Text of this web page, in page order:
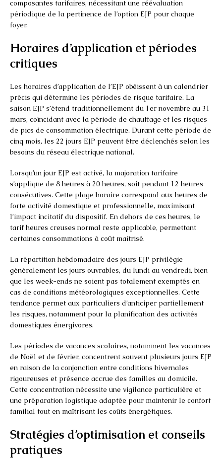
composantes tarifaires, nécessitant une réévaluation
périodique de la pertinence de l’option EJP pour chaque
foyer.
Horaires d’application et périodes
critiques
Les horaires d’application de l’EJP obéissent à un calendrier
précis qui détermine les périodes de risque tarifaire. La
saison EJP s’étend traditionnellement du 1er novembre au 31
mars, coïncidant avec la période de chauffage et les risques
de pics de consommation électrique. Durant cette période de
cinq mois, les 22 jours EJP peuvent être déclenchés selon les
besoins du réseau électrique national.
Lorsqu’un jour EJP est activé, la majoration tarifaire
s’applique de 8 heures à 20 heures, soit pendant 12 heures
consécutives. Cette plage horaire correspond aux heures de
forte activité domestique et professionnelle, maximisant
l’impact incitatif du dispositif. En dehors de ces heures, le
tarif heures creuses normal reste applicable, permettant
certaines consommations à coût maîtrisé.
La répartition hebdomadaire des jours EJP privilégie
généralement les jours ouvrables, du lundi au vendredi, bien
que les week-ends ne soient pas totalement exemptés en
cas de conditions météorologiques exceptionnelles. Cette
tendance permet aux particuliers d’anticiper partiellement
les risques, notamment pour la planification des activités
domestiques énergivores.
Les périodes de vacances scolaires, notamment les vacances
de Noël et de février, concentrent souvent plusieurs jours EJP
en raison de la conjonction entre conditions hivernales
rigoureuses et présence accrue des familles au domicile.
Cette concentration nécessite une vigilance particulière et
une préparation logistique adaptée pour maintenir le confort
familial tout en maîtrisant les coûts énergétiques.
Stratégies d’optimisation et conseils
pratiques